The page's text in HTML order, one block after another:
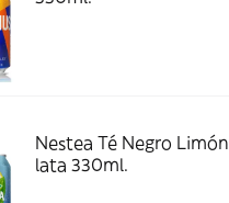
Nestea Té Negro Limón
lata 330ml.